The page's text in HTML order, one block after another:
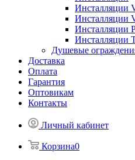
Инсталляции
Инсталляции
Инсталляции
Инсталляции
Душевые
Доставка
Оплата
Гарантия
Оптовикам
Контакты
Личный кабинет
Корзина0